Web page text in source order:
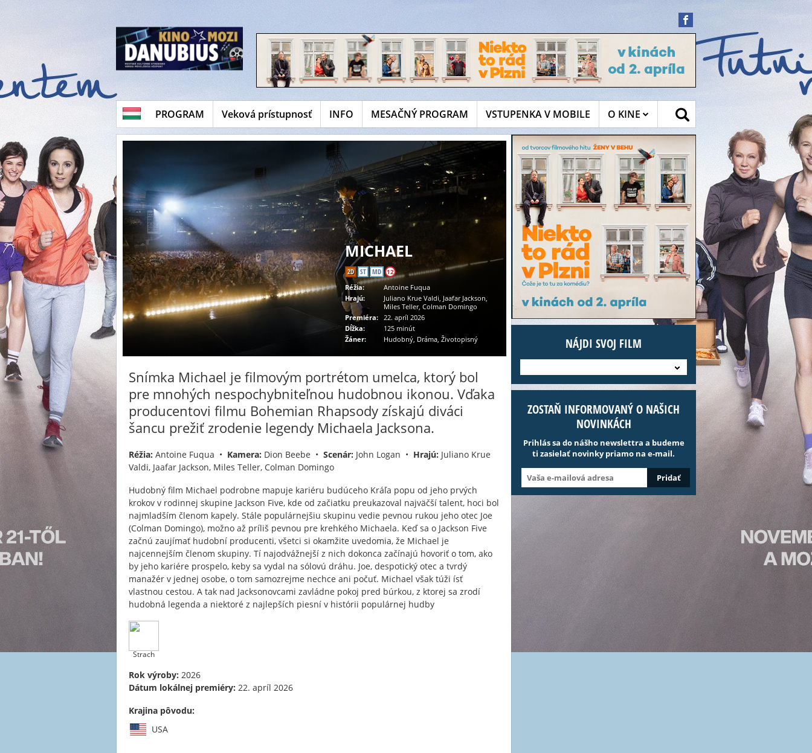
PROGRAM Veková prístupnosť INFO MESAČNÝ PROGRAM VSTUPENKA V MOBILE O KINE
MICHAEL
2D ST MD 12
Réžia:
Antoine Fuqua
Hrajú:
Juliano Krue Valdi, Jaafar Jackson,
Miles Teller, Colman Domingo
Premiéra: 22. apríl 2026
Dĺžka:
125 minút
Žáner:
Hudobný, Dráma, Životopisný
Snímka Michael je filmovým portrétom umelca, ktorý bol
pre mnohých nespochybniteľnou hudobnou ikonou. Vďaka
producentovi filmu Bohemian Rhapsody získajú diváci
šancu prežiť zrodenie legendy Michaela Jacksona.
Réžia: Antoine Fuqua • Kamera: Dion Beebe • Scenár: John Logan • Hrajú: Juliano Krue
Valdi, Jaafar Jackson, Miles Teller, Colman Domingo
Hudobný film Michael podrobne mapuje kariéru budúceho Kráľa popu od jeho prvých
krokov v rodinnej skupine Jackson Five, kde od začiatku preukazoval najväčší talent, hoci bol
najmladším členom kapely. Stále populárnejšiu skupinu vedie pevnou rukou jeho otec Joe
(Colman Domingo), možno až príliš pevnou pre krehkého Michaela. Keď sa o Jackson Five
začnú zaujímať hudobní producenti, všetci si okamžite uvedomia, že Michael je
najcennejším členom skupiny. Tí najodvážnejší z nich dokonca začínajú hovoriť o tom, ako
by jeho kariére prospelo, keby sa vydal na sólovú dráhu. Joe, despotický otec a tvrdý
manažér v jednej osobe, o tom samozrejme nechce ani počuť. Michael však túži ísť
vlastnou cestou. A tak nad Jacksonovcami zavládne pokoj pred búrkou, z ktorej sa zrodí
hudobná legenda a niektoré z najlepších piesní v histórii populárnej hudby
Strach
Rok výroby: 2026
Dátum lokálnej premiéry: 22. apríl 2026
Krajina pôvodu:
USA
NÁJDI SVOJ FILM
ZOSTAŇ INFORMOVANÝ O NAŠICH
NOVINKÁCH
Prihlás sa do nášho newslettra a budeme
ti zasielať novinky priamo na e-mail.